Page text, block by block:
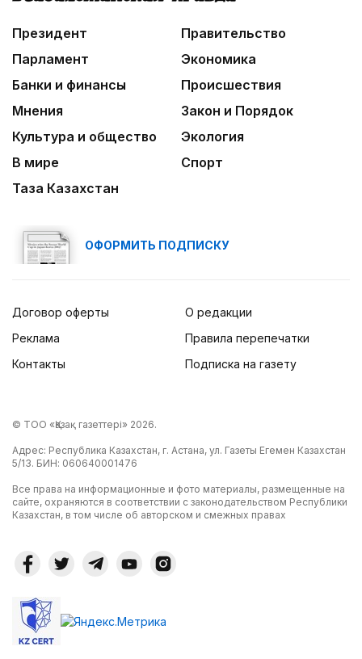
Президент
Правительство
Парламент
Экономика
Банки и финансы
Происшествия
Мнения
Закон и Порядок
Культура и общество
Экология
В мире
Спорт
Таза Казахстан
ОФОРМИТЬ ПОДПИСКУ
Договор оферты
Реклама
Контакты
О редакции
Правила перепечатки
Подписка на газету
© ТОО «Қазақ газеттері» 2026.
Адрес: Республика Казахстан, г. Астана, ул. Газеты Егемен Казахстан
5/13. БИН: 060640001476
Все права на информационные и фото материалы, размещенные на
сайте, охраняются в соответствии с законодательством Республики
Казахстан, в том числе об авторском и смежных правах